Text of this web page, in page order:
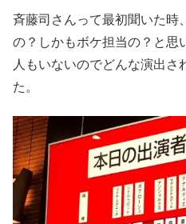
斉藤司さんって最初聞いた時
の？しかもボケ担当の？と思
人もいないのでどんな演出さ
た。